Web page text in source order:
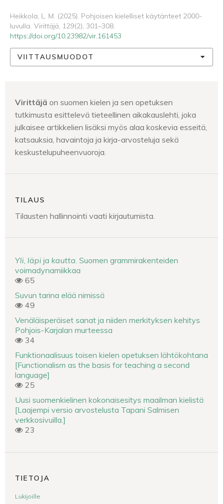
Heikkola, L. M. (2025). Pohjoisen kielelliset käytänteet 2000-
luvulla. Virittäjä, 129(2), 301–308.
https://doi.org/10.23982/vir.161453
VIITTAUSMUODOT
Virittäjä on suomen kielen ja sen opetuksen
tutkimusta esittelevä tieteellinen aikakauslehti, joka
julkaisee artikkelien lisäksi myös alaa koskevia esseitä,
katsauksia, havaintoja ja kirja-arvosteluja sekä
keskustelupuheenvuoroja.
TILAUS
Tilausten hallinnointi vaati kirjautumista.
Yli läpi ja kautta . Suomen grammirakenteiden
voimadynamiikkaa
65
Suvun tarina elää nimissä
49
Venäläisperäiset sanat ja niiden merkityksen kehitys
Pohjois-Karjalan murteessa
34
Funktionaalisuus toisen kielen opetuksen lähtökohtana
[Functionalism as the basis for teaching a second
language]
25
Uusi suomenkielinen kokonaisesitys maailman kielistä
[Laajempi versio arvostelusta Tapani Salmisen
verkkosivuilla.]
23
TIETOJA
Lukijoille